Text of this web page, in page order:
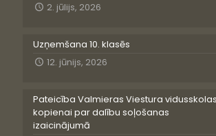
2. jūlijs, 2026
Uzņemšana 10. klasēs
12. jūnijs, 2026
Pateicība Valmieras Viestura vidusskolas
kopienai par dalību soļošanas
izaicinājumā